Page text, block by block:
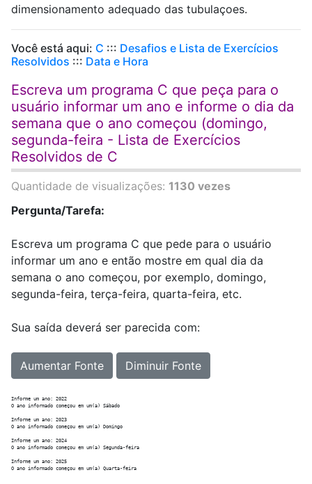
dimensionamento adequado das tubulaçoes.
Você está aqui: C ::: Desafios e Lista de Exercícios
Resolvidos ::: Data e Hora
Escreva um programa C que peça para o
usuário informar um ano e informe o dia da
semana que o ano começou (domingo,
segunda-feira - Lista de Exercícios
Resolvidos de C
Quantidade de visualizações: 1130 vezes
Pergunta/Tarefa:
Escreva um programa C que pede para o usuário
informar um ano e então mostre em qual dia da
semana o ano começou, por exemplo, domingo,
segunda-feira, terça-feira, quarta-feira, etc.
Sua saída deverá ser parecida com:
Aumentar Fonte Diminuir Fonte
Informe um ano: 2022
O ano informado começou em um(a) Sábado
Informe um ano: 2023
O ano informado começou em um(a) Domingo
Informe um ano: 2024
O ano informado começou em um(a) Segunda-feira
Informe um ano: 2025